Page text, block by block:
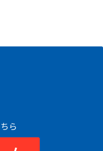
ら